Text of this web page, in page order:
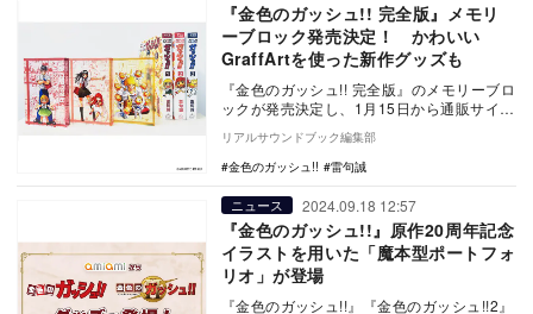
『金色のガッシュ!! 完全版』メモリ
ーブロック発売決定！ かわいい
GraffArtを使った新作グッズも
『金色のガッシュ!! 完全版』のメモリーブロ
ックが発売決定し、1月15日から通販サイト
「eeo Store online」で予約…
リアルサウンドブック編集部
金色のガッシュ!!
雷句誠
ニュース 2024.09.18 12:57
『金色のガッシュ!!』原作20周年記念
イラストを用いた「魔本型ポートフォ
リオ」が登場
『金色のガッシュ!!』『金色のガッシュ!!2』